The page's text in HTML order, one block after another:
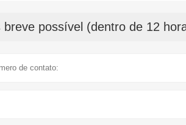
possível (dentro de 12